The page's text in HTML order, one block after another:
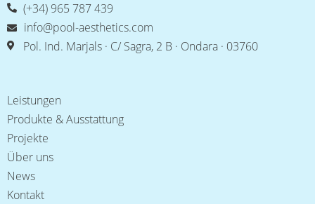
(+34) 965 787 439
info@pool-aesthetics.com
Pol. Ind. Marjals · C/ Sagra, 2 B · Ondara · 03760
Leistungen
Produkte & Ausstattung
Projekte
Über uns
News
Kontakt